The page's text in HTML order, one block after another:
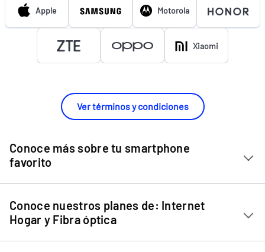
Apple Motorola
Xiaomi
Ver términos y condiciones
Conoce más sobre tu smartphone
favorito
Chip Entel
Apple iPhone 11
Apple iPhone 12 Mini
Conoce nuestros planes de: Internet
Hogar y Fibra óptica
Internet Hogar